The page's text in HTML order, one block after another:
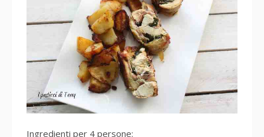
Ingredienti per 4 persone: